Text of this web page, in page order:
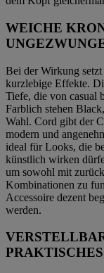
WEICHE
Bei der Wirkung
kurzlebige Effekte.
Tiefe, die von casual
Farblich stehen
Wahl. Cord gibt der
modern und
ideal für Looks, die
künstlich wirken
um sowohl mit
Kombinationen zu
Accessoire dezent
werden.